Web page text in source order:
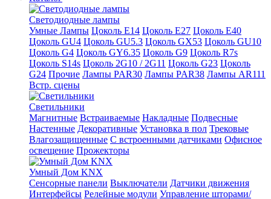
Светодиодные лампы
Умные Лампы Цоколь E14 Цоколь E27 Цоколь E40
Цоколь GU4 Цоколь GU5.3 Цоколь GX53 Цоколь GU10
Цоколь G4 Цоколь GY6.35 Цоколь G9 Цоколь R7s
Цоколь S14s Цоколь 2G10 / 2G11 Цоколь G23 Цоколь
G24 Прочие Лампы PAR30 Лампы PAR38 Лампы AR111
Встр. сцены
Светильники
Магнитные Встраиваемые Накладные Подвесные
Настенные Декоративные Установка в пол Трековые
Влагозащищенные С встроенными датчиками Офисное
освещение Прожекторы
Умный Дом KNX
Сенсорные панели Выключатели Датчики движения
Интерфейсы Релейные модули Управление шторами/